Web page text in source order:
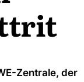
Zentrale, der